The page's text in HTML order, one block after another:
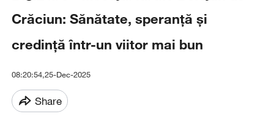
Crăciun: Sănătate, speranţă şi
credinţă într-un viitor mai bun
08:20:54,25-Dec-2025
Share